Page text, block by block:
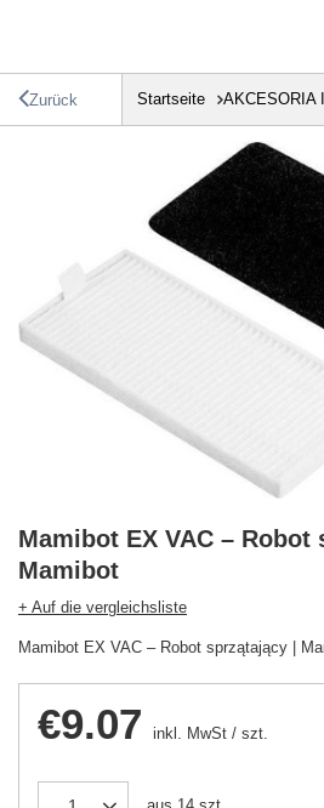
Zurück Startseite AKCESORIA
Mamibot EX VAC – Robot
Mamibot
+ Auf die vergleichsliste
Mamibot EX VAC – Robot sprzątający |
€9.07 inkl. MwSt / szt.